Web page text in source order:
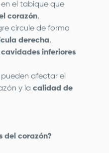
en el tabique que
corazón,
circule de forma
derecha,
cavidades inferiores
afectar el
y la calidad de
del corazón?